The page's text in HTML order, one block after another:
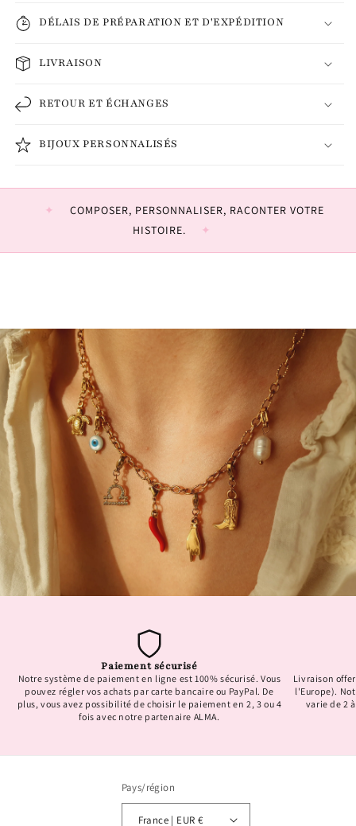
DÉLAIS DE PRÉPARATION ET D'EXPÉDITION
LIVRAISON
RETOUR ET ÉCHANGES
BIJOUX PERSONNALISÉS
COMPOSER, PERSONNALISER, RACONTER VOTRE
HISTOIRE.
Paiement sécurisé
Notre système de paiement en ligne est 100% sécurisé. Vous
pouvez régler vos achats par carte bancaire ou PayPal. De
plus, vous avez possibilité de choisir le paiement en 2, 3 ou 4
fois avec notre partenaire ALMA.
Livraison
l'Europe).
varie de 2
Pays/région
France | EUR €